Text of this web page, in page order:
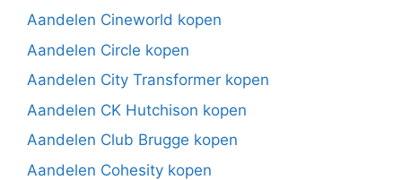
Aandelen Cineworld kopen
Aandelen Circle kopen
Aandelen City Transformer kopen
Aandelen CK Hutchison kopen
Aandelen Club Brugge kopen
Aandelen Cohesity kopen